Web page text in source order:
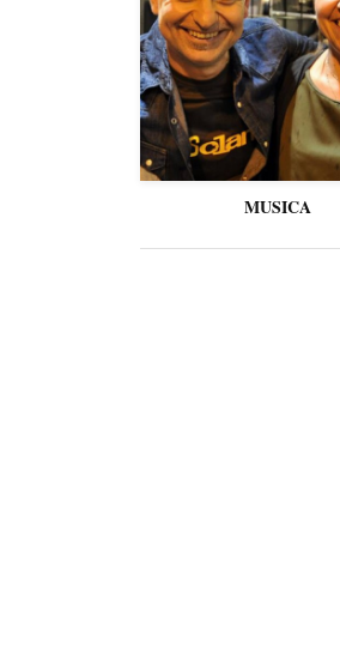
MUSICA